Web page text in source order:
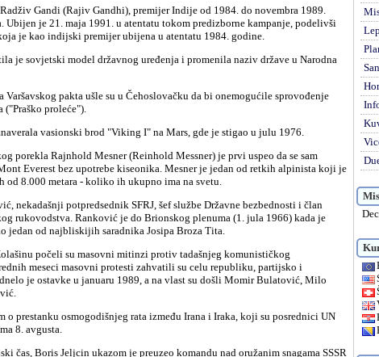
Ubijen je 21. maja 1991. u atentatu tokom predizborne kampanje, podelivši
je kao indijski premijer ubijena u atentatu 1984. godine.
("Praško proleće").
vasionski brod "Viking I" na Mars, gde je stigao u julu 1976.
Everest bez upotrebe kiseonika. Mesner je jedan od retkih alpinista koji je
8.000 metara - koliko ih ukupno ima na svetu.
rukovodstva. Ranković je do Brionskog plenuma (1. jula 1966) kada je
jedan od najbliskijih saradnika Josipa Broza Tita.
meseci masovni protesti zahvatili su celu republiku, partijsko i
je ostavke u januaru 1989, a na vlast su došli Momir Bulatović, Milo
8. avgusta.